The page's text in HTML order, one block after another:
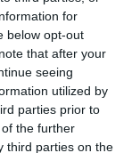
for
below opt-out
that after your
seeing
utilized by
parties prior to
the further
third parties on the
Mango MNG
aJoanthan